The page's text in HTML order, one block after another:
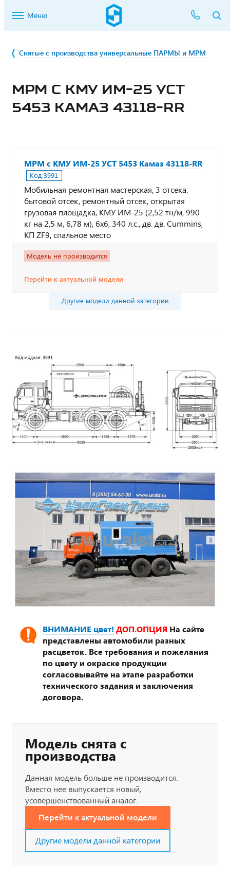
Меню
Снятые с производства универсальные ПАРМЫ и МРМ
МРМ С КМУ ИМ-25 УСТ
5453 КАМАЗ 43118-RR
МРМ с КМУ ИМ-25 УСТ 5453 Камаз 43118-RR
Код:3991
Мобильная ремонтная мастерская, 3 отсека:
бытовой отсек, ремонтный отсек, открытая
грузовая площадка, КМУ ИМ-25 (2,52 тн/м, 990
кг на 2,5 м, 6,78 м), 6х6, 340 л.с., дв. дв. Cummins,
КП ZF9, спальное место
Модель не производится
Перейти к актуальной модели
Другие модели данной категории
ВНИМАНИЕ цвет! ДОП.ОПЦИЯ На сайте
представлены автомобили разных
расцветок. Все требования и пожелания
по цвету и окраске продукции
согласовывайте на этапе разработки
технического задания и заключения
договора.
Модель снята с
производства
Данная модель больше не производится.
Вместо нее выпускается новый,
усовершенствованный аналог.
Перейти к актуальной модели
Другие модели данной категории